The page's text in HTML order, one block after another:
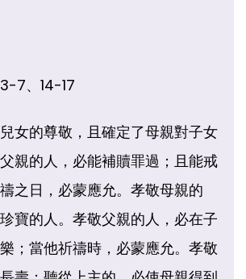
7、14-17
女的尊敬，且確定了母親對子女
親的人，必能補贖罪過；且能戒
之日，必蒙應允。孝敬母親的
寶的人。孝敬父親的人，必在子
；當他祈禱時，必蒙應允。孝敬